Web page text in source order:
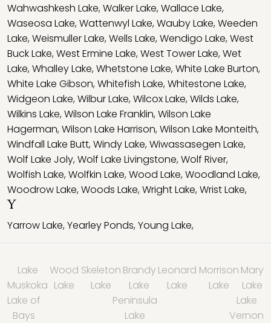
Wahwashkesh Lake,Walker Lake,Wallace Lake,
Waseosa Lake,Wattenwyl Lake,Wauby Lake,Weeden
Lake,Weismuller Lake,Wells Lake,Wendigo Lake,West
Buck Lake,West Ermine Lake,West Tower Lake,Wet
Lake,Whalley Lake,Whetstone Lake,White Lake Burton,
White Lake Gibson,Whitefish Lake,Whitestone Lake,
Widgeon Lake,Wilbur Lake,Wilcox Lake,Wilds Lake,
Wilkins Lake,Wilson Lake Franklin,Wilson Lake
Hagerman,Wilson Lake Harrison,Wilson Lake Monteith,
Windfall Lake Butt,Windy Lake,Wiwassasegen Lake,
Wolf Lake Joly,Wolf Lake Livingstone,Wolf River,
Wolfish Lake,Wolfkin Lake,Wood Lake,Woodland Lake,
Woodrow Lake,Woods Lake,Wright Lake,Wrist Lake,
Y
Yarrow Lake,Yearley Ponds,Young Lake,
Lake
Muskoka
Wood
Lake
Skeleton
Lake
Brandy
Lake
Leonard
Lake
Morrison
Lake
Mary
Lake
Lake of
Bays
Peninsula
Lake
Lake
Vernon